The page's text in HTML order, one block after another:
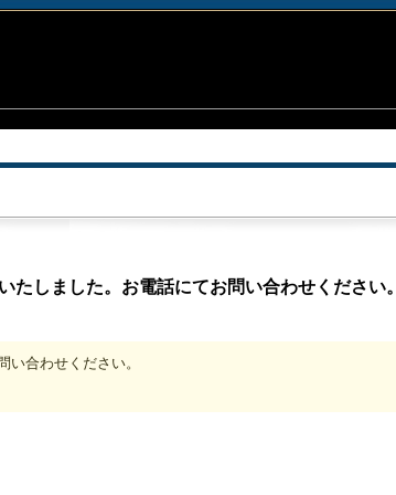
たしました。お電話にてお問い合わせください。
合わせください。